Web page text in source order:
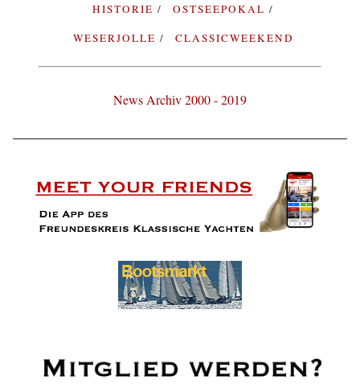
HISTORIE
OSTSEEPOKAL
WESERJOLLE
CLASSICWEEKEND
News Archiv 2000 - 2019